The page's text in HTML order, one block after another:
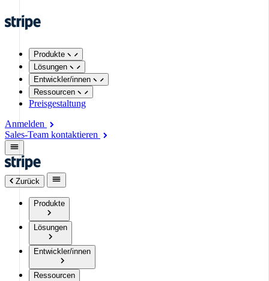
Produkte
Lösungen
Entwickler/innen
Ressourcen
Preisgestaltung
Anmelden
Sales-Team kontaktieren
Zurück
Produkte
Lösungen
Entwickler/innen
Ressourcen